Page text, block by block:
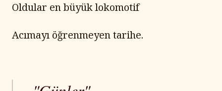
Oldular en büyük lokomotif
Acımayı öğrenmeyen tarihe.